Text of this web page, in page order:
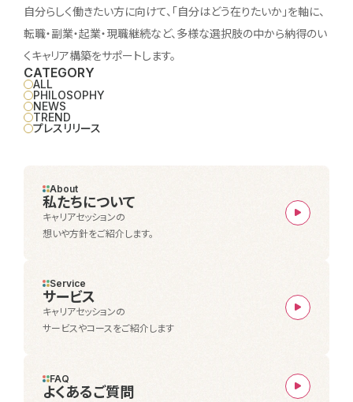
自分らしく働きたい方に向けて、「自分はどう在りたいか」を軸に、
転職・副業・起業・現職継続など、多様な選択肢の中から納得のい
くキャリア構築をサポートします。
CATEGORY
ALL
PHILOSOPHY
NEWS
TREND
プレスリリース
About
私たちについて
キャリアセッションの
想いや方針をご紹介します。
Service
サービス
キャリアセッションの
サービスやコースをご紹介します
FAQ
よくあるご質問